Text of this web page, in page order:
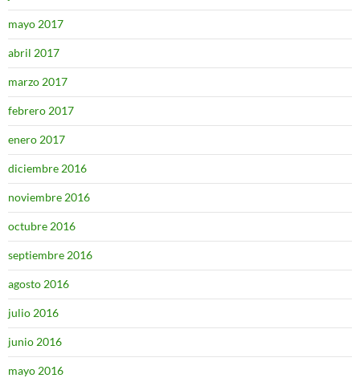
mayo 2017
abril 2017
marzo 2017
febrero 2017
enero 2017
diciembre 2016
noviembre 2016
octubre 2016
septiembre 2016
agosto 2016
julio 2016
junio 2016
mayo 2016